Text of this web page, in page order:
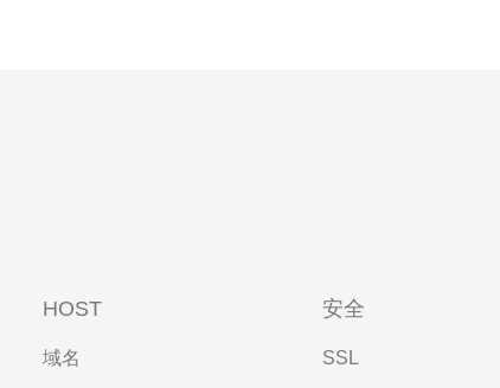
HOST
域名
安全
SSL